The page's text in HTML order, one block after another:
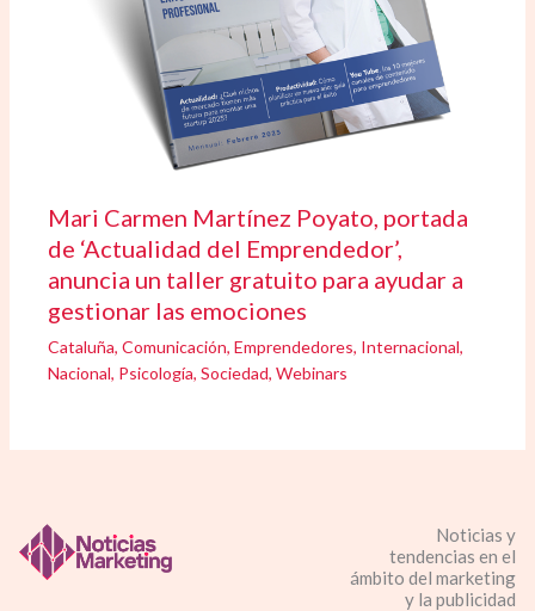
Mari Carmen Martínez Poyato, portada
de ‘Actualidad del Emprendedor’,
anuncia un taller gratuito para ayudar a
gestionar las emociones
Cataluña,Comunicación,Emprendedores, Internacional,
Nacional, Psicología,Sociedad,Webinars
Noticias y
tendencias en el
ámbito del marketing
y la publicidad